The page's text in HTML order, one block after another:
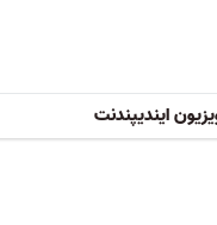
ایندیپندنت